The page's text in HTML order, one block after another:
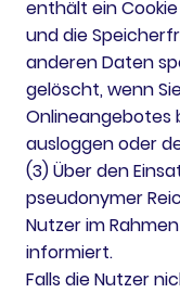
enthält ein
und die
anderen Daten
gelöscht, wenn
Onlineangebotes
ausloggen oder
(3) Über den
pseudonymer
Nutzer im
informiert.
Falls die Nutzer